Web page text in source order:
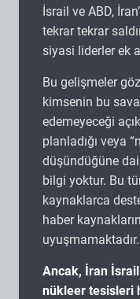
İsrail ve ABD,
tekrar tekrar
siyasi liderler ek
Bu gelişmeler
kimsenin bu
edemeyeceği
planladığı veya
düşündüğüne
bilgi yoktur. Bu
kaynaklarca
haber
uyuşmamaktadır.
Ancak, İran
nükleer tesisleri